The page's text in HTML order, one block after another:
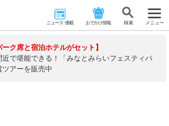
ニュース･連載 おでかけ情報 検 索 メニュー
ーク席と宿泊ホテルがセット】
近で堪能できる！「みなとみらいフェスティバ
ツアーを販売中